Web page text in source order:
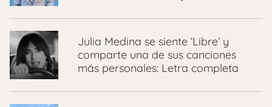
Julia Medina se siente ‘Libre’ y
comparte una de sus canciones
más personales: Letra completa